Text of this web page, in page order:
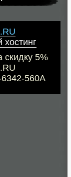
скидку 5%
560A